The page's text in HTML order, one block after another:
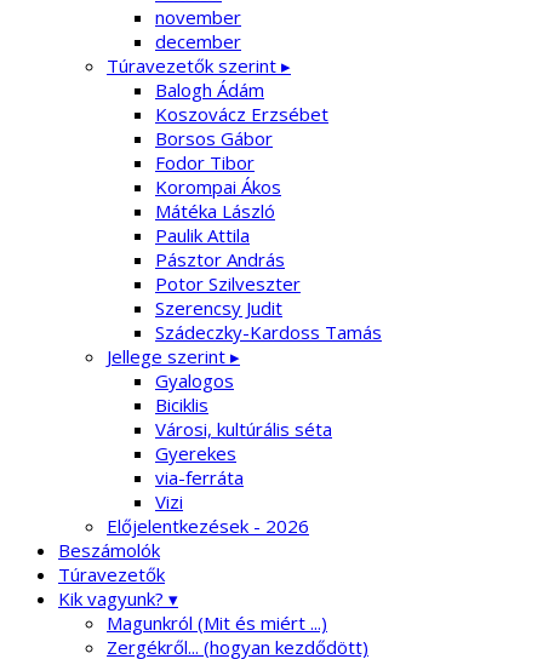
november
december
Túravezetők szerint ▸
Balogh Ádám
Koszovácz Erzsébet
Borsos Gábor
Fodor Tibor
Korompai Ákos
Mátéka László
Paulik Attila
Pásztor András
Potor Szilveszter
Szerencsy Judit
Szádeczky-Kardoss Tamás
Jellege szerint ▸
Gyalogos
Biciklis
Városi, kultúrális séta
Gyerekes
via-ferráta
Vizi
Előjelentkezések - 2026
Beszámolók
Túravezetők
Kik vagyunk? ▾
Magunkról (Mit és miért ...)
Zergékről... (hogyan kezdődött)